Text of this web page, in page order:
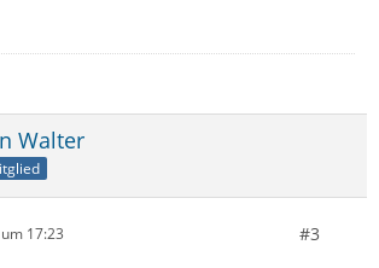
Walter
17:23 #3